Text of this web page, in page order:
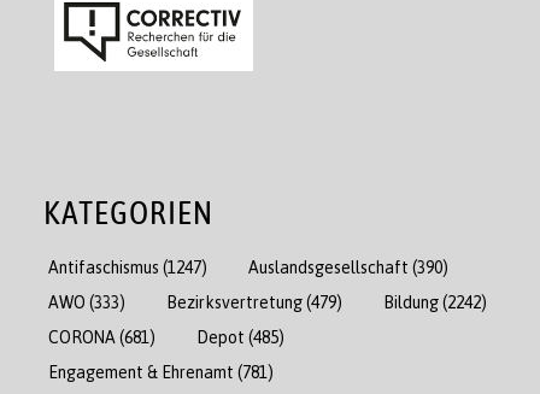
KATEGORIEN
Antifaschismus (1247) Auslandsgesellschaft (390)
AWO (333) Bezirksvertretung(479) Bildung(2242)
CORONA (681) Depot (485)
Engagement & Ehrenamt (781)